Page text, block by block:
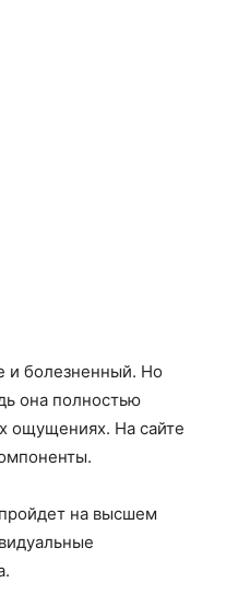
и болезненный. Но
она полностью
ощущениях. На сайте
на высшем